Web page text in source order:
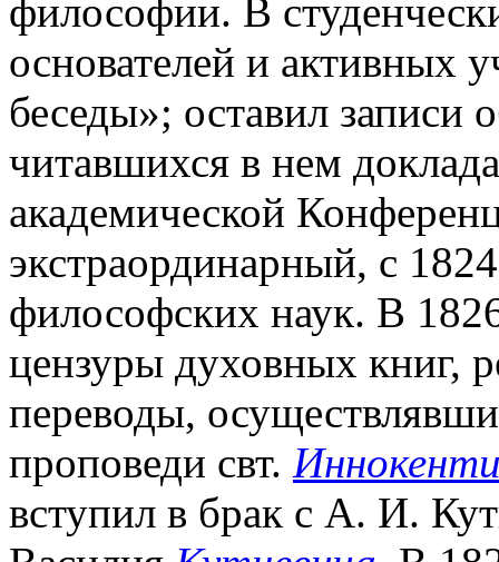
философии. В
основателей и активных
беседы»; оставил записи
читавшихся в нем
академической
экстраординарный, с
философских наук. В
цензуры духовных книг,
переводы,
проповеди свт.
вступил в брак с А. И.